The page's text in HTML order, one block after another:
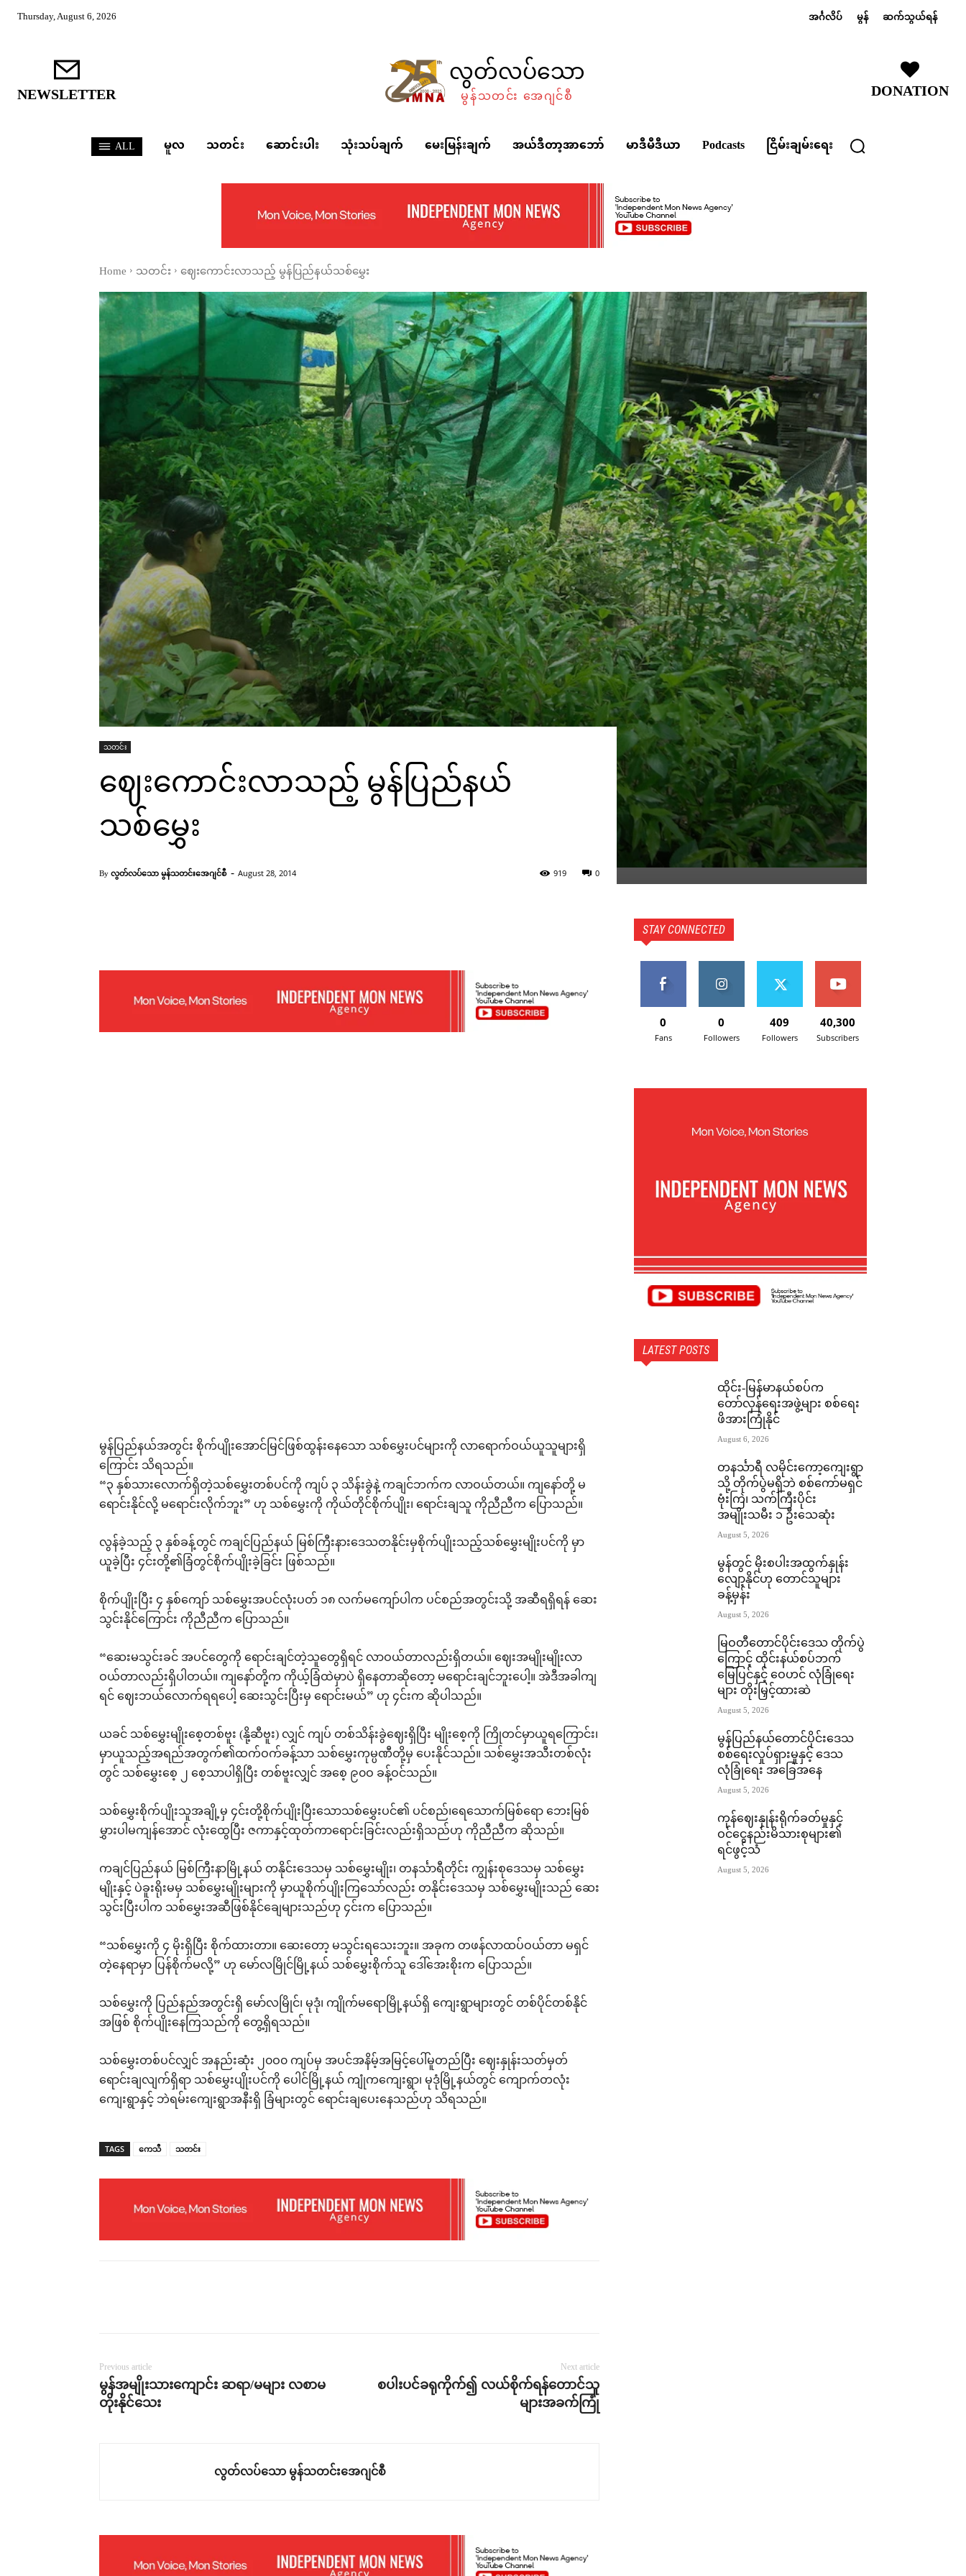
Thursday, August 6, 2026 အင်္ဂလိပ် မွန် ဆက်သွယ်ရန်
NEWSLETTER လွတ်လပ်သော
မွန်သတင်း အေဂျင်စီ DONATION
ALL မူလ သတင်း ဆောင်းပါး သုံးသပ်ချက် မေးမြန်းချက် အယ်ဒီတာ့အာဘော် မာဒီမီဒီယာ Podcasts ငြိမ်းချမ်းရေး
Home သတင်း ဈေးကောင်းလာသည့် မွန်ပြည်နယ်သစ်မွှေး
သစ်မွှေးကိုပျိုးထားပုံ(KT)
သတင်း
ဈေးကောင်းလာသည့် မွန်ပြည်နယ်
သစ်မွှေး
By လွတ်လပ်သော မွန်သတင်းအေဂျင်စီ - August 28, 2014 0
919
သစ်မွှေးကိုပျိုးထားပုံ(KT)
မွန်ပြည်နယ်အတွင်း စိုက်ပျိုးအောင်မြင်ဖြစ်ထွန်းနေသော သစ်မွှေးပင်များကို လာရောက်ဝယ်ယူသူများရှိ
ကြောင်း သိရသည်။
“၃ နှစ်သားလောက်ရှိတဲ့သစ်မွှေးတစ်ပင်ကို ကျပ် ၃ သိန်းခွဲနဲ့ ကချင်ဘက်က လာဝယ်တယ်။ ကျနော်တို့ မ
ရောင်းနိုင်လို့ မရောင်းလိုက်ဘူး” ဟု သစ်မွှေးကို ကိုယ်တိုင်စိုက်ပျိုး၊ ရောင်းချသူ ကိုညီညီက ပြောသည်။
လွန်ခဲ့သည့် ၃ နှစ်ခန့်တွင် ကချင်ပြည်နယ် မြစ်ကြီးနားဒေသတနိုင်းမှစိုက်ပျိုးသည့်သစ်မွှေးမျိုးပင်ကို မှာ
ယူခဲ့ပြီး ၄င်းတို့၏ခြံတွင်စိုက်ပျိုးခဲ့ခြင်း ဖြစ်သည်။
စိုက်ပျိုးပြီး ၄ နှစ်ကျော် သစ်မွှေးအပင်လုံးပတ် ၁၈ လက်မကျော်ပါက ပင်စည်အတွင်းသို့ အဆီရရှိရန် ဆေး
သွင်းနိုင်ကြောင်း ကိုညီညီက ပြောသည်။
“ဆေးမသွင်းခင် အပင်တွေကို ရောင်းချင်တဲ့သူတွေရှိရင် လာဝယ်တာလည်းရှိတယ်။ ဈေးအမျိုးမျိုးလာ
ဝယ်တာလည်းရှိပါတယ်။ ကျနော်တို့က ကိုယ့်ခြံထဲမှာပဲ ရှိနေတာဆိုတော့ မရောင်းချင်ဘူးပေါ့။ အဲဒီအခါကျ
ရင် ဈေးဘယ်လောက်ရရပေါ့ ဆေးသွင်းပြီးမှ ရောင်းမယ်” ဟု ၄င်းက ဆိုပါသည်။
ယခင် သစ်မွှေးမျိုးစေ့တစ်ဗူး (နို့ဆီဗူး) လျှင် ကျပ် တစ်သိန်းခွဲဈေးရှိပြီး မျိုးစေ့ကို ကြိုတင်မှာယူရကြောင်း၊
မှာယူသည့်အရည်အတွက်၏ထက်ဝက်ခန့်သာ သစ်မွှေးကုမ္ပဏီတို့မှ ပေးနိုင်သည်။ သစ်မွှေးအသီးတစ်လုံး
တွင် သစ်မွှေးစေ့ ၂ စေ့သာပါရှိပြီး တစ်ဗူးလျှင် အစေ့ ၉၀ဝ ခန့်ဝင်သည်။
သစ်မွှေးစိုက်ပျိုးသူအချို့မှ ၄င်းတို့စိုက်ပျိုးပြီးသောသစ်မွှေးပင်၏ ပင်စည်၊ရေသောက်မြစ်ရော ဘေးမြစ်
မွှားပါမကျန်အောင် လုံးထွေပြီး ဇကာနှင့်ထုတ်ကာရောင်းခြင်းလည်းရှိသည်ဟု ကိုညီညီက ဆိုသည်။
ကချင်ပြည်နယ် မြစ်ကြီးနာမြို့နယ် တနိုင်းဒေသမှ သစ်မွှေးမျိုး၊ တနင်္သာရီတိုင်း ကျွန်းစုဒေသမှ သစ်မွှေး
မျိုးနှင့် ပဲခူးရိုးမမှ သစ်မွှေးမျိုးများကို မှာယူစိုက်ပျိုးကြသော်လည်း တနိုင်းဒေသမှ သစ်မွှေးမျိုးသည် ဆေး
သွင်းပြီးပါက သစ်မွှေးအဆီဖြစ်နိုင်ချေများသည်ဟု ၄င်းက ပြောသည်။
“သစ်မွှေးကို ၄ မိုးရှိပြီး စိုက်ထားတာ။ ဆေးတော့ မသွင်းရသေးဘူး။ အခုက တဖန်လာထပ်ဝယ်တာ မရှင်
တဲ့နေရာမှာ ပြန်စိုက်မလို့” ဟု မော်လမြိုင်မြို့နယ် သစ်မွှေးစိုက်သူ ဒေါ်အေးစိုးက ပြောသည်။
သစ်မွှေးကို ပြည်နည်အတွင်းရှိ မော်လမြိုင်၊ မုဒုံ၊ ကျိုက်မရောမြို့နယ်ရှိ ကျေးရွာများတွင် တစ်ပိုင်တစ်နိုင်
အဖြစ် စိုက်ပျိုးနေကြသည်ကို တွေ့ရှိရသည်။
သစ်မွှေးတစ်ပင်လျှင် အနည်းဆုံး ၂၀ဝ၀ ကျပ်မှ အပင်အနိမ့်အမြင့်ပေါ်မူတည်ပြီး ဈေးနှုန်းသတ်မှတ်
ရောင်းချလျက်ရှိရာ သစ်မွှေးပျိုးပင်ကို ပေါင်မြို့နယ် ကျုံကကျေးရွာ၊ မုဒုံမြို့နယ်တွင် ကျောက်တလုံး
ကျေးရွာနှင့် ဘဲရမ်းကျေးရွာအနီးရှိ ခြံများတွင် ရောင်းချပေးနေသည်ဟု သိရသည်။
TAGS ကေသီ သတင်း
Previous article
မွန်အမျိုးသားကျောင်း ဆရာ/မများ လစာမ
တိုးနိုင်သေး
Next article
စပါးပင်ခရုကိုက်၍ လယ်စိုက်ရန်တောင်သူ
များအခက်ကြုံ
လွတ်လပ်သော မွန်သတင်းအေဂျင်စီ
STAY CONNECTED
0
Fans
0
Followers
409
Followers
40,300
Subscribers
LATEST POSTS
ထိုင်း-မြန်မာနယ်စပ်က
တော်လှန်ရေးအဖွဲ့များ စစ်ရေး
ဖိအားကြုံနိုင်
August 6, 2026
တနင်္သာရီ လမိုင်းကော့ကျေးရွာ
သို့ တိုက်ပွဲမရှိဘဲ စစ်ကော်မရှင်
ဗုံးကြဲ၊ သက်ကြီးပိုင်း
အမျိုးသမီး ၁ ဦးသေဆုံး
August 5, 2026
မွန်တွင် မိုးစပါးအထွက်နှုန်း
လျော့နိုင်ဟု တောင်သူများ
ခန့်မှန်း
August 5, 2026
မြဝတီတောင်ပိုင်းဒေသ တိုက်ပွဲ
ကြောင့် ထိုင်းနယ်စပ်ဘက်
မြေပြင်နှင့် ဝေဟင် လုံခြုံရေး
များ တိုးမြှင့်ထားဆဲ
August 5, 2026
မွန်ပြည်နယ်တောင်ပိုင်းဒေသ
စစ်ရေးလှုပ်ရှားမှုနှင့် ဒေသ
လုံခြုံရေး အခြေအနေ
August 5, 2026
ကုန်ဈေးနှုန်းရိုက်ခတ်မှုနှင့်
ဝင်ငွေနည်းမိသားစုများ၏
ရင်ဖွင့်သံ
August 5, 2026